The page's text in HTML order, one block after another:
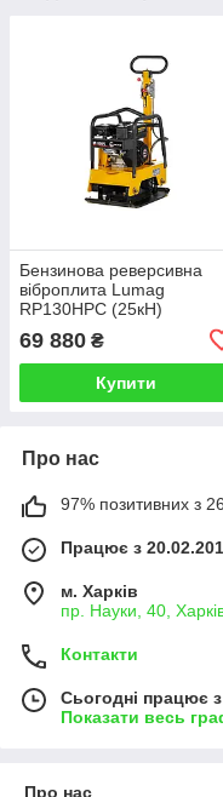
Бензинова реверсивна
віброплита Lumag
RP130HPC (25кН)
69 880 ₴
Купити
Про нас
97% позитивних з
Працює з
м. Харків
пр. Науки, 40,
Контакти
Сьогодні працює
Показати весь
Про нас